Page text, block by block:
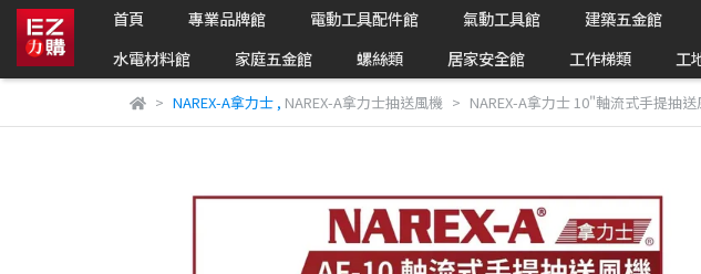
首頁 專業品牌館 電動工具配件館 氣動工具館 建築五金館
水電材料館
家庭五金館 螺絲類 居家安全館 工作梯類 工
NAREX-A拿力士, NAREX-A拿力士抽送風機 NAREX-A拿力士 10"軸流式手提抽